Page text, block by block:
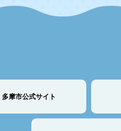
多摩市公式サイト